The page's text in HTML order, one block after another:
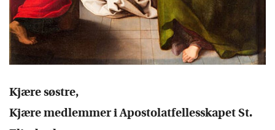
Kjære søstre,
Kjære medlemmer i Apostolatfellesskapet St.